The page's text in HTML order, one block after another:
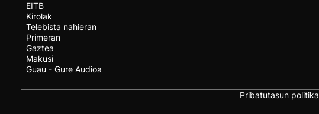
EITB
Kirolak
Telebista nahieran
Primeran
Gaztea
Makusi
Guau - Gure Audioa
Pribatutasun politika